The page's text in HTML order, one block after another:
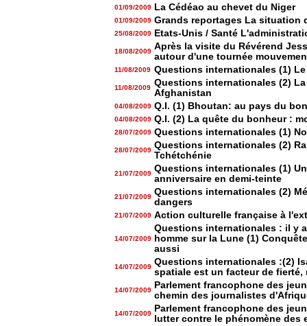
01/09/2009 La Cédéao au chevet du Niger
01/09/2009 Grands reportages La situation
25/08/2009 Etats-Unis / Santé
18/08/2009 Après la visite du Révérend
autour d'une tournée
11/08/2009 Questions internationales (1)
11/08/2009 Questions internationales (2)
Afghanistan
04/08/2009 Q.I. (1) Bhoutan: au pays du
04/08/2009 Q.I. (2) La quête du bonheur :
28/07/2009 Questions internationales (1)
28/07/2009 Questions internationales (2)
Tchétchénie
21/07/2009 Questions internationales (1)
anniversaire en demi-teinte
21/07/2009 Questions internationales (2)
dangers
21/07/2009 Action culturelle française à
14/07/2009
Questions internationales : il y
homme sur la Lune (1)
aussi
14/07/2009 Questions internationales :(2)
spatiale est un facteur de fierté,
14/07/2009
Parlement francophone des
chemin des journalistes
14/07/2009
Parlement francophone des
lutter contre le phénomène des